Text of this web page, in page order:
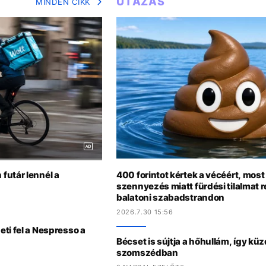
futár lennél a
fel a Nespresso a
400 forintot kértek a vécéért,
szennyezés miatt fürdési tilalmat
balatoni szabadstrandon
2026.7.30 15:56
Bécset is sújtja a hőhullám, így
szomszédban